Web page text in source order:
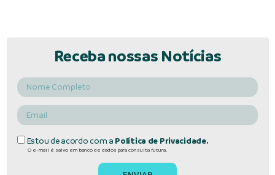
Receba nossas Notícias
Estou de acordo com a Política de Privacidade.
O e-mail é salvo em banco de dados para consulta futura.